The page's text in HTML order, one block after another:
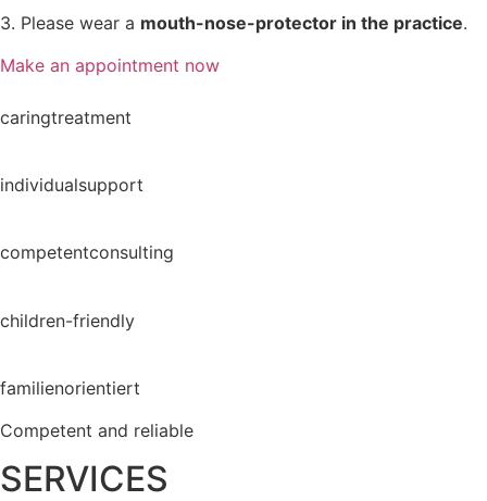
3. Please wear a mouth-nose-protector in the practice.
Make an appointment now
caringtreatment
individualsupport
competentconsulting
children-friendly
familienorientiert
Competent and reliable
SERVICES